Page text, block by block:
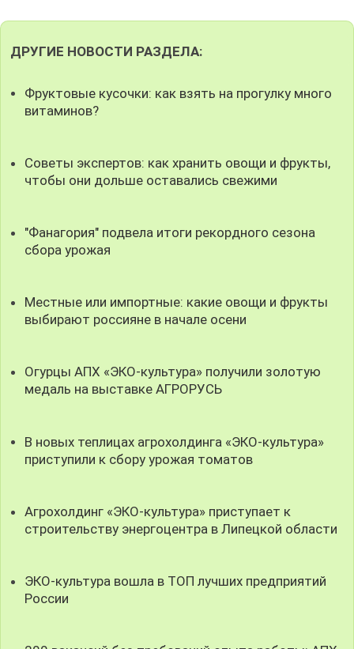
ДРУГИЕ НОВОСТИ РАЗДЕЛА:
Фруктовые кусочки: как взять на прогулку много
витаминов?
Советы экспертов: как хранить овощи и фрукты,
чтобы они дольше оставались свежими
"Фанагория" подвела итоги рекордного сезона
сбора урожая
Местные или импортные: какие овощи и фрукты
выбирают россияне в начале осени
Огурцы АПХ «ЭКО-культура» получили золотую
медаль на выставке АГРОРУСЬ
В новых теплицах агрохолдинга «ЭКО-культура»
приступили к сбору урожая томатов
Агрохолдинг «ЭКО-культура» приступает к
строительству энергоцентра в Липецкой области
ЭКО-культура вошла в ТОП лучших предприятий
России